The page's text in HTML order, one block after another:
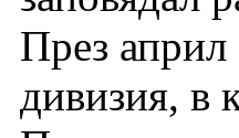
През април
дивизия, в